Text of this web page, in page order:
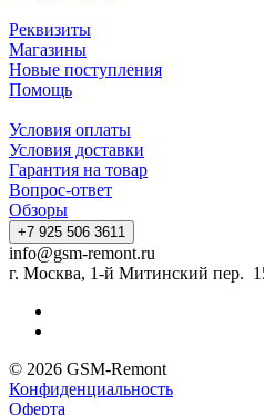
Реквизиты
Магазины
Новые поступления
Помощь
Условия оплаты
Условия доставки
Гарантия на товар
Вопрос-ответ
Обзоры
+7 925 506 3611
info@gsm-remont.ru
г. Москва, 1-й Митинский пер.
© 2026 GSM-Remont
Конфиденциальность
Оферта